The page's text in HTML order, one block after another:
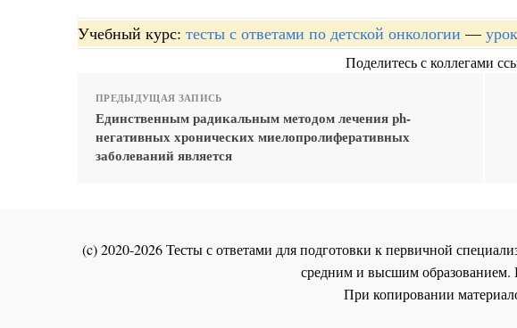
Учебный курс: тесты с ответами по детской онкологии —
Поделитесь с коллегами
ПРЕДЫДУЩАЯ ЗАПИСЬ
Единственным радикальным методом лечения ph-
негативных хронических миелопролиферативных
заболеваний является
(c) 2020-2026 Тесты с ответами для подготовки к первичной
средним и высшим образованием.
При копировании